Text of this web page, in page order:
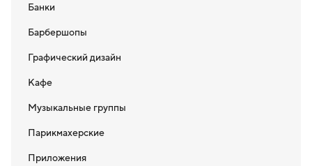
Банки
Барбершопы
Графический дизайн
Кафе
Музыкальные группы
Парикмахерские
Приложения